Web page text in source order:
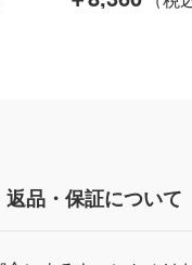
品・保証について